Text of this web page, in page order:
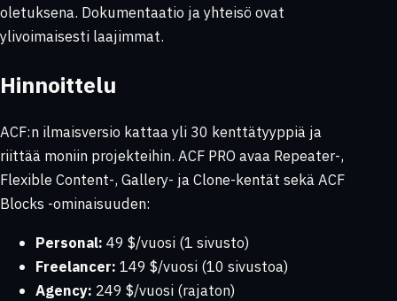
oletuksena. Dokumentaatio ja yhteisö ovat
ylivoimaisesti laajimmat.
Hinnoittelu
ACF:n ilmaisversio kattaa yli 30 kenttätyyppiä ja
riittää moniin projekteihin. ACF PRO avaa Repeater-,
Flexible Content-, Gallery- ja Clone-kentät sekä ACF
Blocks -ominaisuuden:
Personal: 49 $/vuosi (1 sivusto)
Freelancer: 149 $/vuosi (10 sivustoa)
Agency: 249 $/vuosi (rajaton)